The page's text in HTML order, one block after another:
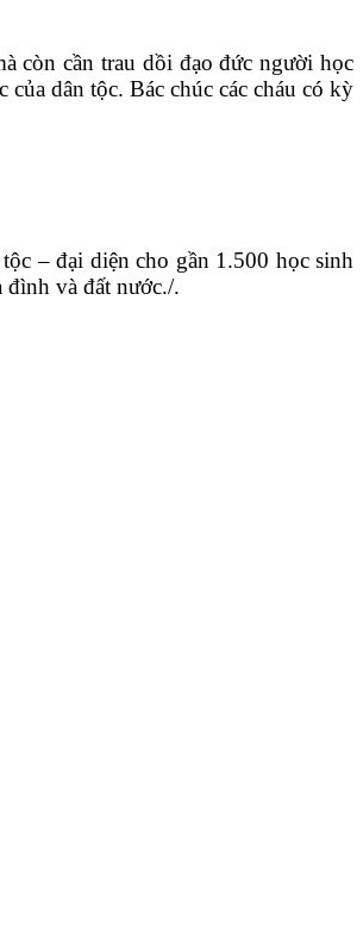
còn cần trau dồi đạo đức người học
dân tộc. Bác chúc các cháu có kỳ
– đại diện cho gần 1.500 học sinh
và đất nước./.